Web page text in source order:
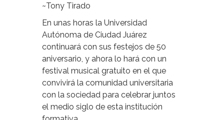
~Tony Tirado
En unas horas la Universidad
Autónoma de Ciudad Juárez
continuará con sus festejos de 50
aniversario, y ahora lo hará con un
festival musical gratuito en el que
convivirá la comunidad universitaria
con la sociedad para celebrar juntos
el medio siglo de esta institución